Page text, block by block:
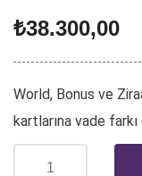
₺38.300,00
World, Bonus ve
kartlarına vade